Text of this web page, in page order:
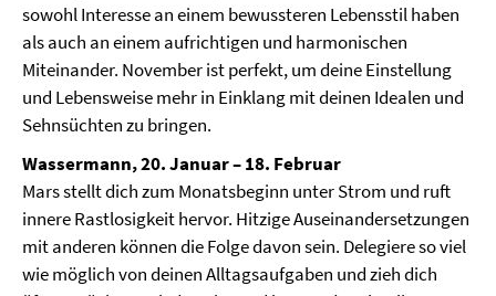
sowohl Interesse an einem bewussteren Lebensstil haben
als auch an einem aufrichtigen und harmonischen
Miteinander. November ist perfekt, um deine Einstellung
und Lebensweise mehr in Einklang mit deinen Idealen und
Sehnsüchten zu bringen.
Wassermann, 20. Januar – 18. Februar
Mars stellt dich zum Monatsbeginn unter Strom und ruft
innere Rastlosigkeit hervor. Hitzige Auseinandersetzungen
mit anderen können die Folge davon sein. Delegiere so viel
wie möglich von deinen Alltagsaufgaben und zieh dich